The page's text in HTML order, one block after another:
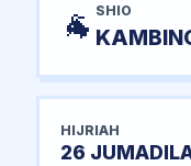
🐐 SHIO
HIJRIAH
26